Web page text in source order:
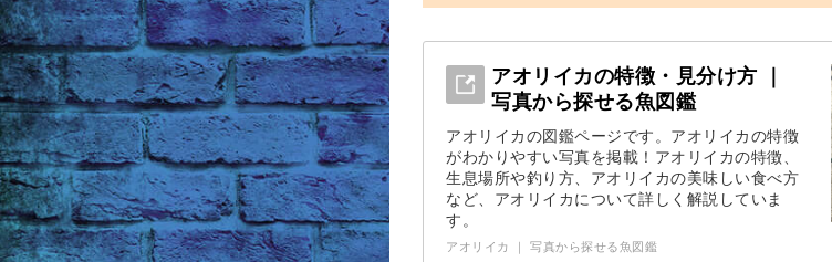
アオリイカの特徴・見分け方 ｜
写真から探せる魚図鑑
アオリイカの図鑑ページです。アオリイカの特徴
がわかりやすい写真を掲載！アオリイカの特徴、
生息場所や釣り方、アオリイカの美味しい食べ方
など、アオリイカについて詳しく解説していま
す。
アオリイカ ｜ 写真から探せる魚図鑑